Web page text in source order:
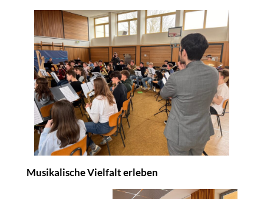
Musikalische Vielfalt erleben